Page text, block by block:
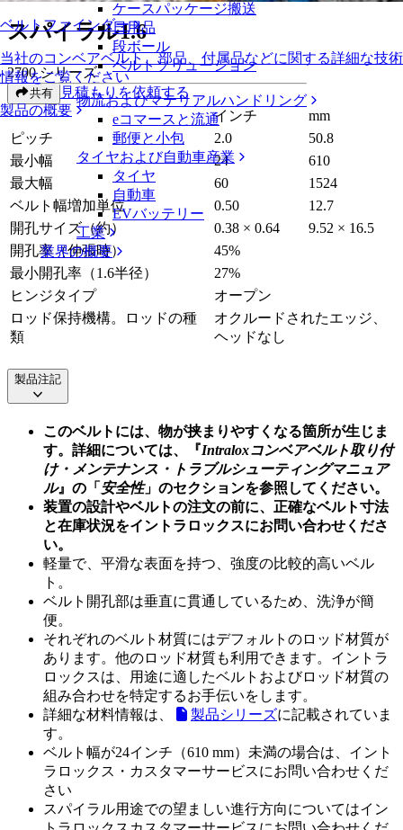
ベルトファインダー
当社のコンベアベルト、部品、付属品などに関する詳細な技術
情報をご覧ください
製品の概要
ケースパッケージ搬送
日用品
段ボール
ベルトソリューション
物流およびマテリアルハンドリング
eコマースと流通
郵便と小包
タイヤおよび自動車産業
タイヤ
自動車
EVバッテリー
工業
業界の概要
スパイラル1.6
2700 シリーズ
共有
見積もりを依頼する
インチ
mm
ピッチ
2.0
50.8
最小幅
24
610
最大幅
60
1524
ベルト幅増加単位
0.50
12.7
開孔サイズ（約）
0.38 × 0.64
9.52 × 16.5
開孔率（伸張時）
45%
最小開孔率（1.6半径）
27%
ヒンジタイプ
オープン
ロッド保持機構。ロッドの種
類
オクルードされたエッジ、
ヘッドなし
製品注記
このベルトには、物が挟まりやすくなる箇所が生じま
す。詳細については、『Intraloxコンベアベルト取り付
け・メンテナンス・トラブルシューティングマニュア
ル』の「 安全性」のセクションを参照してください。
装置の設計やベルトの注文の前に、正確なベルト寸法
と在庫状況をイントラロックスにお問い合わせくださ
い。
軽量で、平滑な表面を持つ、強度の比較的高いベル
ト。
ベルト開孔部は垂直に貫通しているため、洗浄が簡
便。
それぞれのベルト材質にはデフォルトのロッド材質が
あります。他のロッド材質も利用できます。イントラ
ロックスは、用途に適したベルトおよびロッド材質の
組み合わせを特定するお手伝いをします。
詳細な材料情報は、
製品シリーズに記載されていま
す。
ベルト幅が24インチ（610 mm）未満の場合は、イント
ラロックス・カスタマーサービスにお問い合わせくだ
さい
スパイラル用途での望ましい進行方向についてはイン